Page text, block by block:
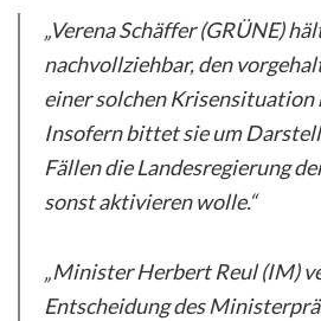
„Verena Schäffer (GRÜNE)
nachvollziehbar, den
einer solchen Krisensituation
Insofern bittet sie um
Fällen die Landesregierung
sonst aktivieren wolle.“
„Minister Herbert Reul (IM)
Entscheidung des